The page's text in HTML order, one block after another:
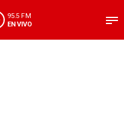
95.5 FM
EN VIVO